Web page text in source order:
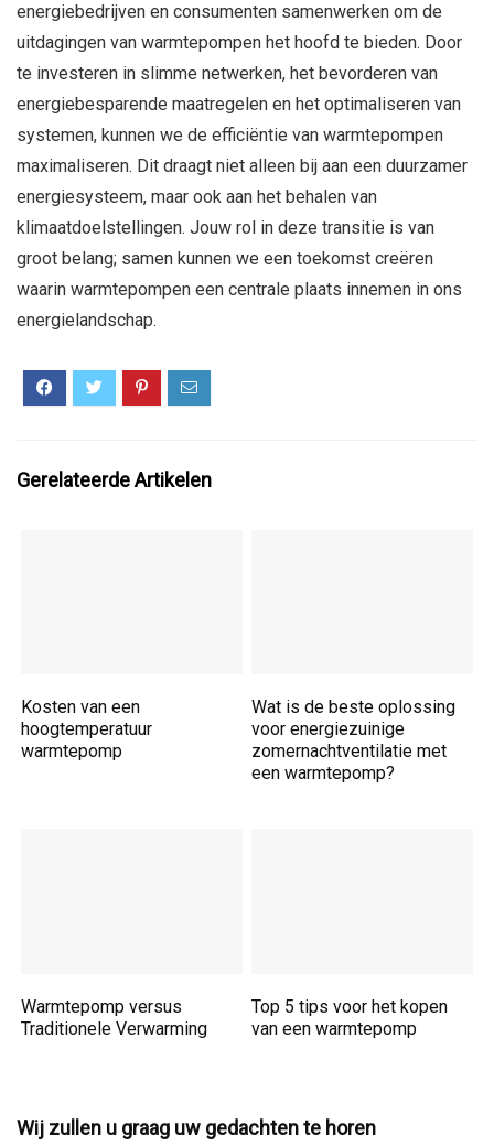
energiebedrijven en consumenten samenwerken om de
uitdagingen van warmtepompen het hoofd te bieden. Door
te investeren in slimme netwerken, het bevorderen van
energiebesparende maatregelen en het optimaliseren van
systemen, kunnen we de efficiëntie van warmtepompen
maximaliseren. Dit draagt niet alleen bij aan een duurzamer
energiesysteem, maar ook aan het behalen van
klimaatdoelstellingen. Jouw rol in deze transitie is van
groot belang; samen kunnen we een toekomst creëren
waarin warmtepompen een centrale plaats innemen in ons
energielandschap.
Gerelateerde Artikelen
Kosten van een
hoogtemperatuur
warmtepomp
Wat is de beste oplossing
voor energiezuinige
zomernachtventilatie met
een warmtepomp?
Warmtepomp versus
Traditionele Verwarming
Top 5 tips voor het kopen
van een warmtepomp
Wij zullen u graag uw gedachten te horen